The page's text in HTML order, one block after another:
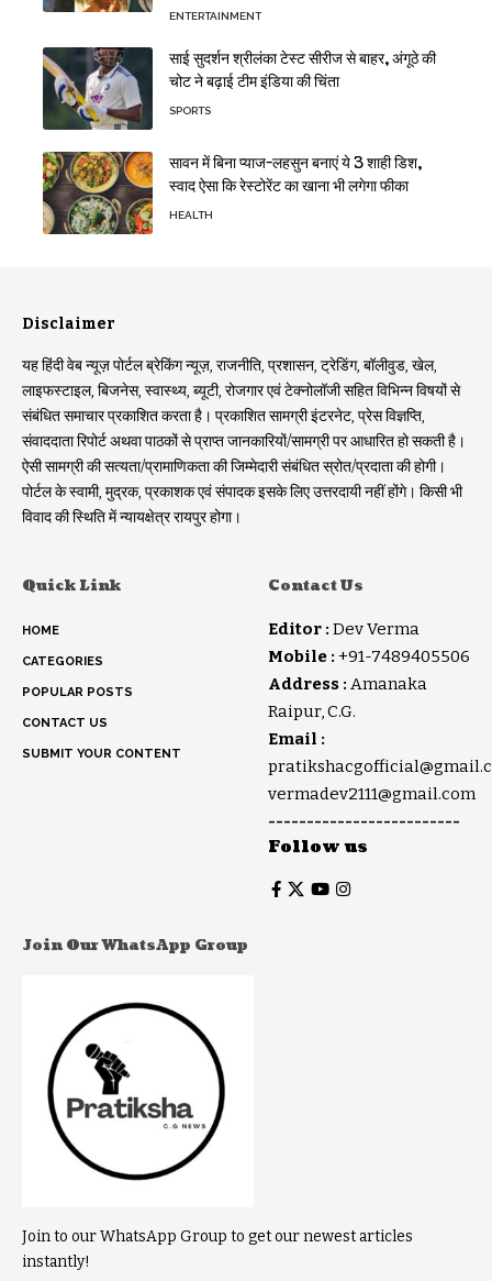
ENTERTAINMENT
साई सुदर्शन श्रीलंका टेस्ट सीरीज से बाहर, अंगूठे की
चोट ने बढ़ाई टीम इंडिया की चिंता
SPORTS
सावन में बिना प्याज-लहसुन बनाएं ये 3 शाही डिश,
स्वाद ऐसा कि रेस्टोरेंट का खाना भी लगेगा फीका
HEALTH
Disclaimer
यह हिंदी वेब न्यूज़ पोर्टल ब्रेकिंग न्यूज़, राजनीति, प्रशासन, ट्रेडिंग, बॉलीवुड, खेल,
लाइफस्टाइल, बिजनेस, स्वास्थ्य, ब्यूटी, रोजगार एवं टेक्नोलॉजी सहित विभिन्न विषयों से
संबंधित समाचार प्रकाशित करता है। प्रकाशित सामग्री इंटरनेट, प्रेस विज्ञप्ति,
संवाददाता रिपोर्ट अथवा पाठकों से प्राप्त जानकारियों/सामग्री पर आधारित हो सकती है।
ऐसी सामग्री की सत्यता/प्रामाणिकता की जिम्मेदारी संबंधित स्रोत/प्रदाता की होगी।
पोर्टल के स्वामी, मुद्रक, प्रकाशक एवं संपादक इसके लिए उत्तरदायी नहीं होंगे। किसी भी
विवाद की स्थिति में न्यायक्षेत्र रायपुर होगा।
Quick Link
HOME
CATEGORIES
POPULAR POSTS
CONTACT US
SUBMIT YOUR CONTENT
Contact Us
Editor : Dev Verma
Mobile : +91-7489405506
Address : Amanaka
Raipur, C.G.
Email :
vermadev2111@gmail.com
-------------------------
Follow us
Join Our WhatsApp Group
Join to our WhatsApp Group to get our newest articles
instantly!